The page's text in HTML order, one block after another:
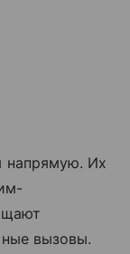
напрямую. Их
вызовы.